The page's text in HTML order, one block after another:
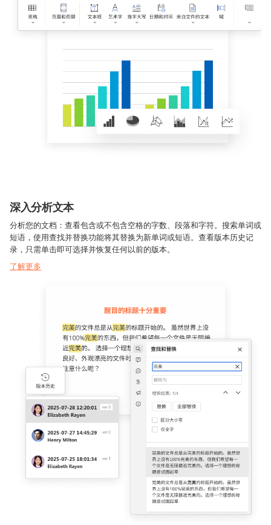
深入分析文本
分析您的文档：查看包含或不包含空格的字数、段落和字符。搜索单词或
短语，使用查找并替换功能将其替换为新单词或短语。查看版本历史记
录，只需单击即可选择并恢复任何以前的版本。
了解更多